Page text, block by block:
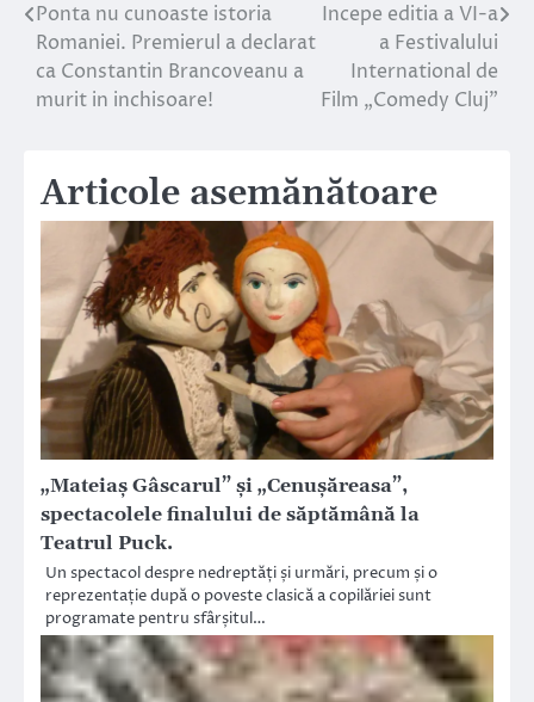
Navigare
în
articole
Ponta nu cunoaste istoria
Romaniei. Premierul a declarat
ca Constantin Brancoveanu a
murit in inchisoare!
Incepe editia a VI-a
a Festivalului
International de
Film „Comedy Cluj”
Articole asemănătoare
„Mateiaș Gâscarul” și „Cenușăreasa”,
spectacolele finalului de săptămână la
Teatrul Puck.
Un spectacol despre nedreptăți și urmări, precum și o
reprezentație după o poveste clasică a copilăriei sunt
programate pentru sfârșitul…